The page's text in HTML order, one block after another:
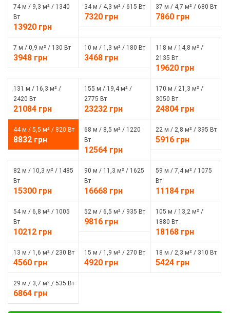
74 м / 9,3 м² / 1340
Вт
13920 грн
34 м / 4,3 м² / 615 Вт
7320 грн
37 м / 4,7 м² / 680 Вт
7860 грн
7 м / 0,9 м² / 130 Вт
3948 грн
10 м / 1,3 м² / 180 Вт
3468 грн
118 м / 14,8 м² /
2135 Вт
19620 грн
131 м / 16,3 м² /
2420 Вт
21084 грн
155 м / 19,4 м² /
2775 Вт
23232 грн
170 м / 21,3 м² /
3050 Вт
24804 грн
44 м / 5,5 м² / 820 Вт
8832 грн
68 м / 8,5 м² / 1220
Вт
12564 грн
22 м / 2,8 м² / 395 Вт
5916 грн
82 м / 10,3 м² / 1485
Вт
15300 грн
90 м / 11,3 м² / 1625
Вт
16668 грн
59 м / 7,4 м² / 1075
Вт
11184 грн
54 м / 6,8 м² / 1005
Вт
10212 грн
52 м / 6,5 м² / 935 Вт
9816 грн
105 м / 13,2 м² /
1880 Вт
18168 грн
13 м / 1,6 м² / 230 Вт
4560 грн
15 м / 1,9 м² / 270 Вт
4920 грн
18 м / 2,3 м² / 310 Вт
5424 грн
29 м / 3,7 м² / 535 Вт
6864 грн